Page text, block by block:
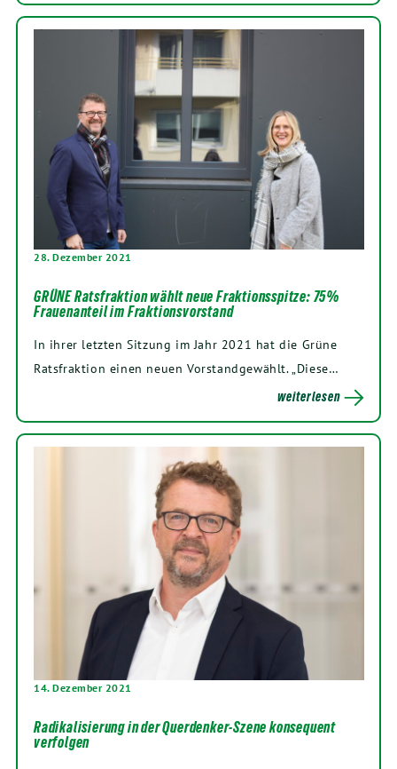
28. Dezember 2021
GRÜNE Ratsfraktion wählt neue Fraktionsspitze: 75%
Frauenanteil im Fraktionsvorstand
In ihrer letzten Sitzung im Jahr 2021 hat die Grüne
Ratsfraktion einen neuen Vorstandgewählt. „Diese…
weiterlesen
14. Dezember 2021
Radikalisierung in der Querdenker-Szene konsequent
verfolgen